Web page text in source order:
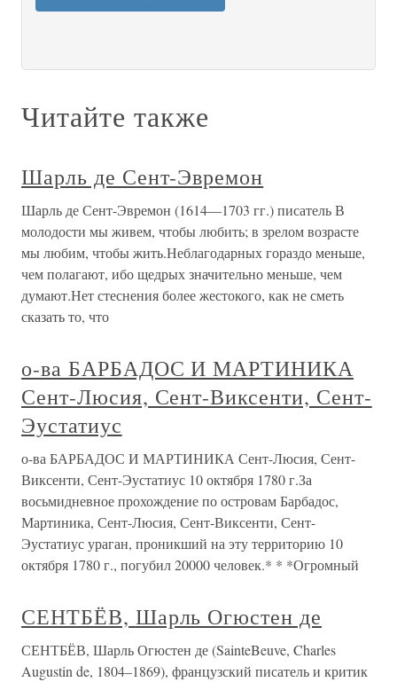
Читайте также
Шарль де Сент-Эвремон
Шарль де Сент-Эвремон (1614—1703 гг.) писатель В
молодости мы живем, чтобы любить; в зрелом возрасте
мы любим, чтобы жить.Неблагодарных гораздо меньше,
чем полагают, ибо щедрых значительно меньше, чем
думают.Нет стеснения более жестокого, как не сметь
сказать то, что
о-ва БАРБАДОС И МАРТИНИКА
Сент-Люсия, Сент-Виксенти, Сент-
Эустатиус
о-ва БАРБАДОС И МАРТИНИКА Сент-Люсия, Сент-
Виксенти, Сент-Эустатиус 10 октября 1780 г.За
восьмидневное прохождение по островам Барбадос,
Мартиника, Сент-Люсия, Сент-Виксенти, Сент-
Эустатиус ураган, проникший на эту территорию 10
октября 1780 г., погубил 20000 человек.* * *Огромный
СЕНТБЁВ, Шарль Огюстен де
СЕНТБЁВ, Шарль Огюстен де (SainteBeuve, Charles
Augustin de, 1804–1869), французский писатель и критик